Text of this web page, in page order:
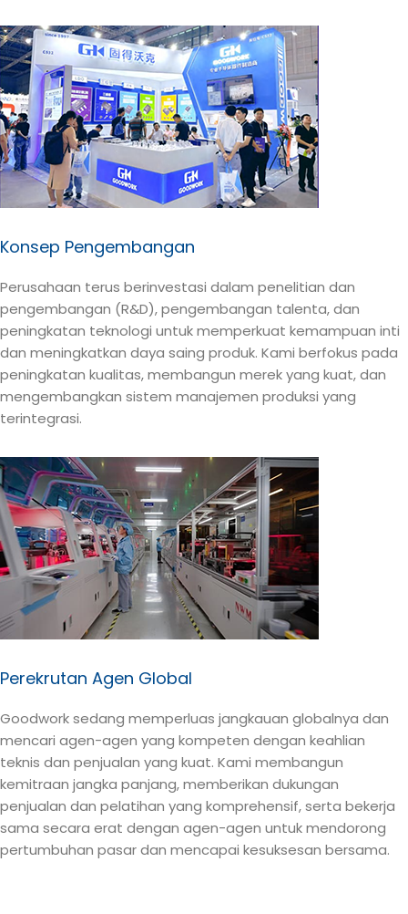
Konsep Pengembangan
Perusahaan terus berinvestasi dalam penelitian dan
pengembangan (R&D), pengembangan talenta, dan
peningkatan teknologi untuk memperkuat kemampuan inti
dan meningkatkan daya saing produk. Kami berfokus pada
peningkatan kualitas, membangun merek yang kuat, dan
mengembangkan sistem manajemen produksi yang
terintegrasi.
Perekrutan Agen Global
Goodwork sedang memperluas jangkauan globalnya dan
mencari agen-agen yang kompeten dengan keahlian
teknis dan penjualan yang kuat. Kami membangun
kemitraan jangka panjang, memberikan dukungan
penjualan dan pelatihan yang komprehensif, serta bekerja
sama secara erat dengan agen-agen untuk mendorong
pertumbuhan pasar dan mencapai kesuksesan bersama.